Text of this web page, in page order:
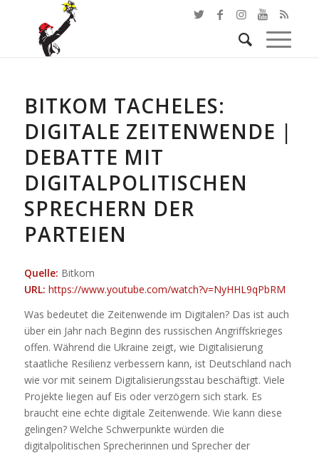
BITKOM TACHELES:
DIGITALE ZEITENWENDE |
DEBATTE MIT
DIGITALPOLITISCHEN
SPRECHERN DER
PARTEIEN
Quelle: Bitkom
URL: https://www.youtube.com/watch?v=NyHHL9qPbRM
Was bedeutet die Zeitenwende im Digitalen? Das ist auch
über ein Jahr nach Beginn des russischen Angriffskrieges
offen. Während die Ukraine zeigt, wie Digitalisierung
staatliche Resilienz verbessern kann, ist Deutschland nach
wie vor mit seinem Digitalisierungsstau beschäftigt. Viele
Projekte liegen auf Eis oder verzögern sich stark. Es
braucht eine echte digitale Zeitenwende. Wie kann diese
gelingen? Welche Schwerpunkte würden die
digitalpolitischen Sprecherinnen und Sprecher der